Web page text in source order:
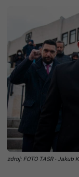
zdroj: FOTO TASR - Jakub